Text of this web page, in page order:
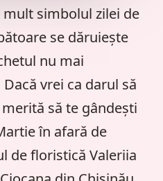
simbolul zilei de
se dăruiește
nu mai
vrei ca darul să
să te gândești
în afară de
de floristică Valeriia